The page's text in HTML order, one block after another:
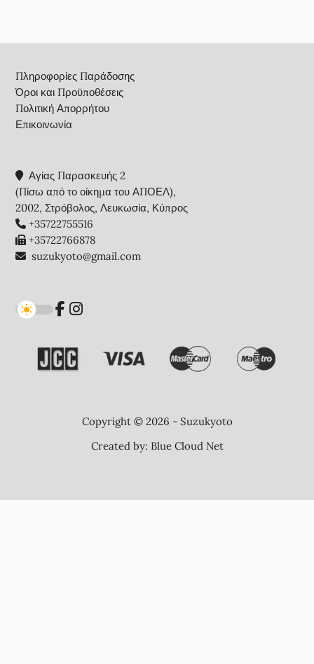
Πληροφορίες Παράδοσης
Όροι και Προϋποθέσεις
Πολιτική Απορρήτου
Επικοινωνία
Αγίας Παρασκευής 2
(Πίσω από το οίκημα του ΑΠΟΕΛ),
2002, Στρόβολος, Λευκωσία, Κύπρος
+35722755516
+35722766878
suzukyoto@gmail.com
Copyright © 2026 - Suzukyoto
Created by: Blue Cloud Net